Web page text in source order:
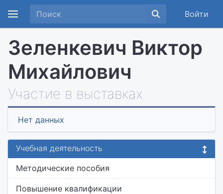
Войти
Зеленкевич Виктор
Михайлович
Участие в выставках
Нет данных
Учебная деятельность
Методические пособия
Повышение квалификации